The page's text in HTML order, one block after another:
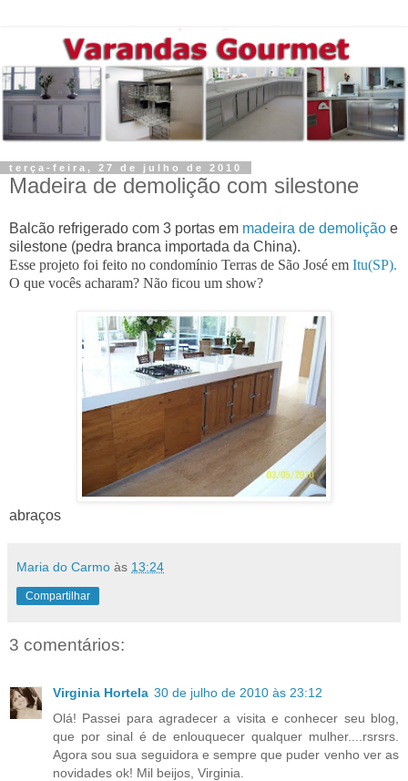
terça-feira, 27 de julho de 2010
Madeira de demolição com silestone
Balcão refrigerado com 3 portas em madeira de demolição e
silestone (pedra branca importada da China).
Esse projeto foi feito no condomínio Terras de São José em Itu(SP).
O que vocês acharam? Não ficou um show?
abraços
Maria do Carmo às 13:24
Compartilhar
3 comentários:
Virginia Hortela 30 de julho de 2010 às 23:12
Olá! Passei para agradecer a visita e conhecer seu blog,
que por sinal é de enlouquecer qualquer mulher....rsrsrs.
Agora sou sua seguidora e sempre que puder venho ver as
novidades ok! Mil beijos, Virginia.